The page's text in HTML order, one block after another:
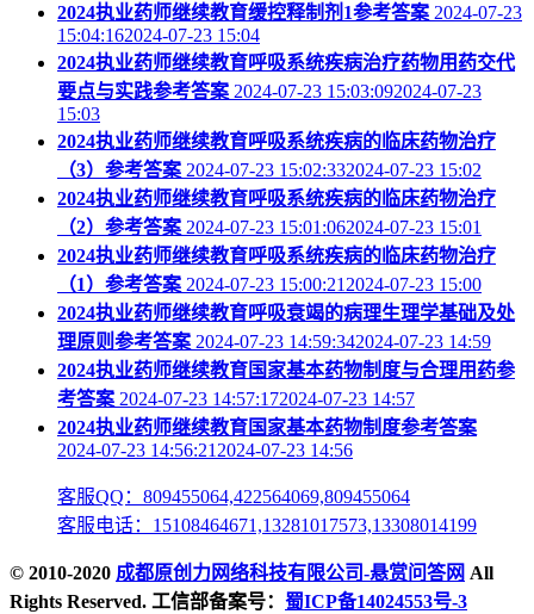
2024执业药师继续教育缓控释制剂1参考答案 2024-07-23
15:04:162024-07-23 15:04
2024执业药师继续教育呼吸系统疾病治疗药物用药交代
要点与实践参考答案 2024-07-23 15:03:092024-07-23
15:03
2024执业药师继续教育呼吸系统疾病的临床药物治疗
（3）参考答案 2024-07-23 15:02:332024-07-23 15:02
2024执业药师继续教育呼吸系统疾病的临床药物治疗
（2）参考答案 2024-07-23 15:01:062024-07-23 15:01
2024执业药师继续教育呼吸系统疾病的临床药物治疗
（1）参考答案 2024-07-23 15:00:212024-07-23 15:00
2024执业药师继续教育呼吸衰竭的病理生理学基础及处
理原则参考答案 2024-07-23 14:59:342024-07-23 14:59
2024执业药师继续教育国家基本药物制度与合理用药参
考答案 2024-07-23 14:57:172024-07-23 14:57
2024执业药师继续教育国家基本药物制度参考答案
2024-07-23 14:56:212024-07-23 14:56
客服QQ：809455064,422564069,809455064
客服电话：15108464671,13281017573,13308014199
© 2010-2020 成都原创力网络科技有限公司-悬赏问答网 All
Rights Reserved. 工信部备案号： 蜀ICP备14024553号-3